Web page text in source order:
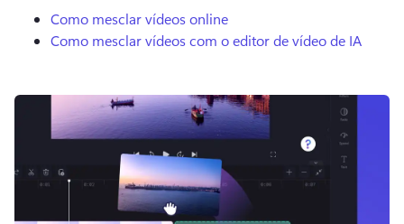
Experimentar gratuitamente
Como mesclar vídeos online
Como mesclar vídeos com o editor de vídeo de IA